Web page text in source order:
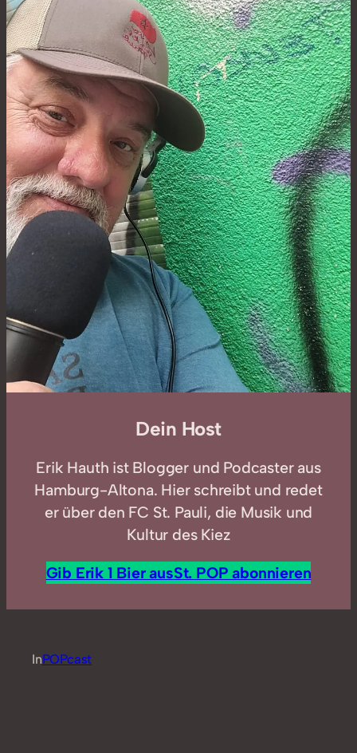
Dein Host
Erik Hauth ist Blogger und Podcaster aus
Hamburg-Altona. Hier schreibt und redet
er über den FC St. Pauli, die Musik und
Kultur des Kiez
Gib Erik 1 Bier ausSt. POP abonnieren
InPOPcast